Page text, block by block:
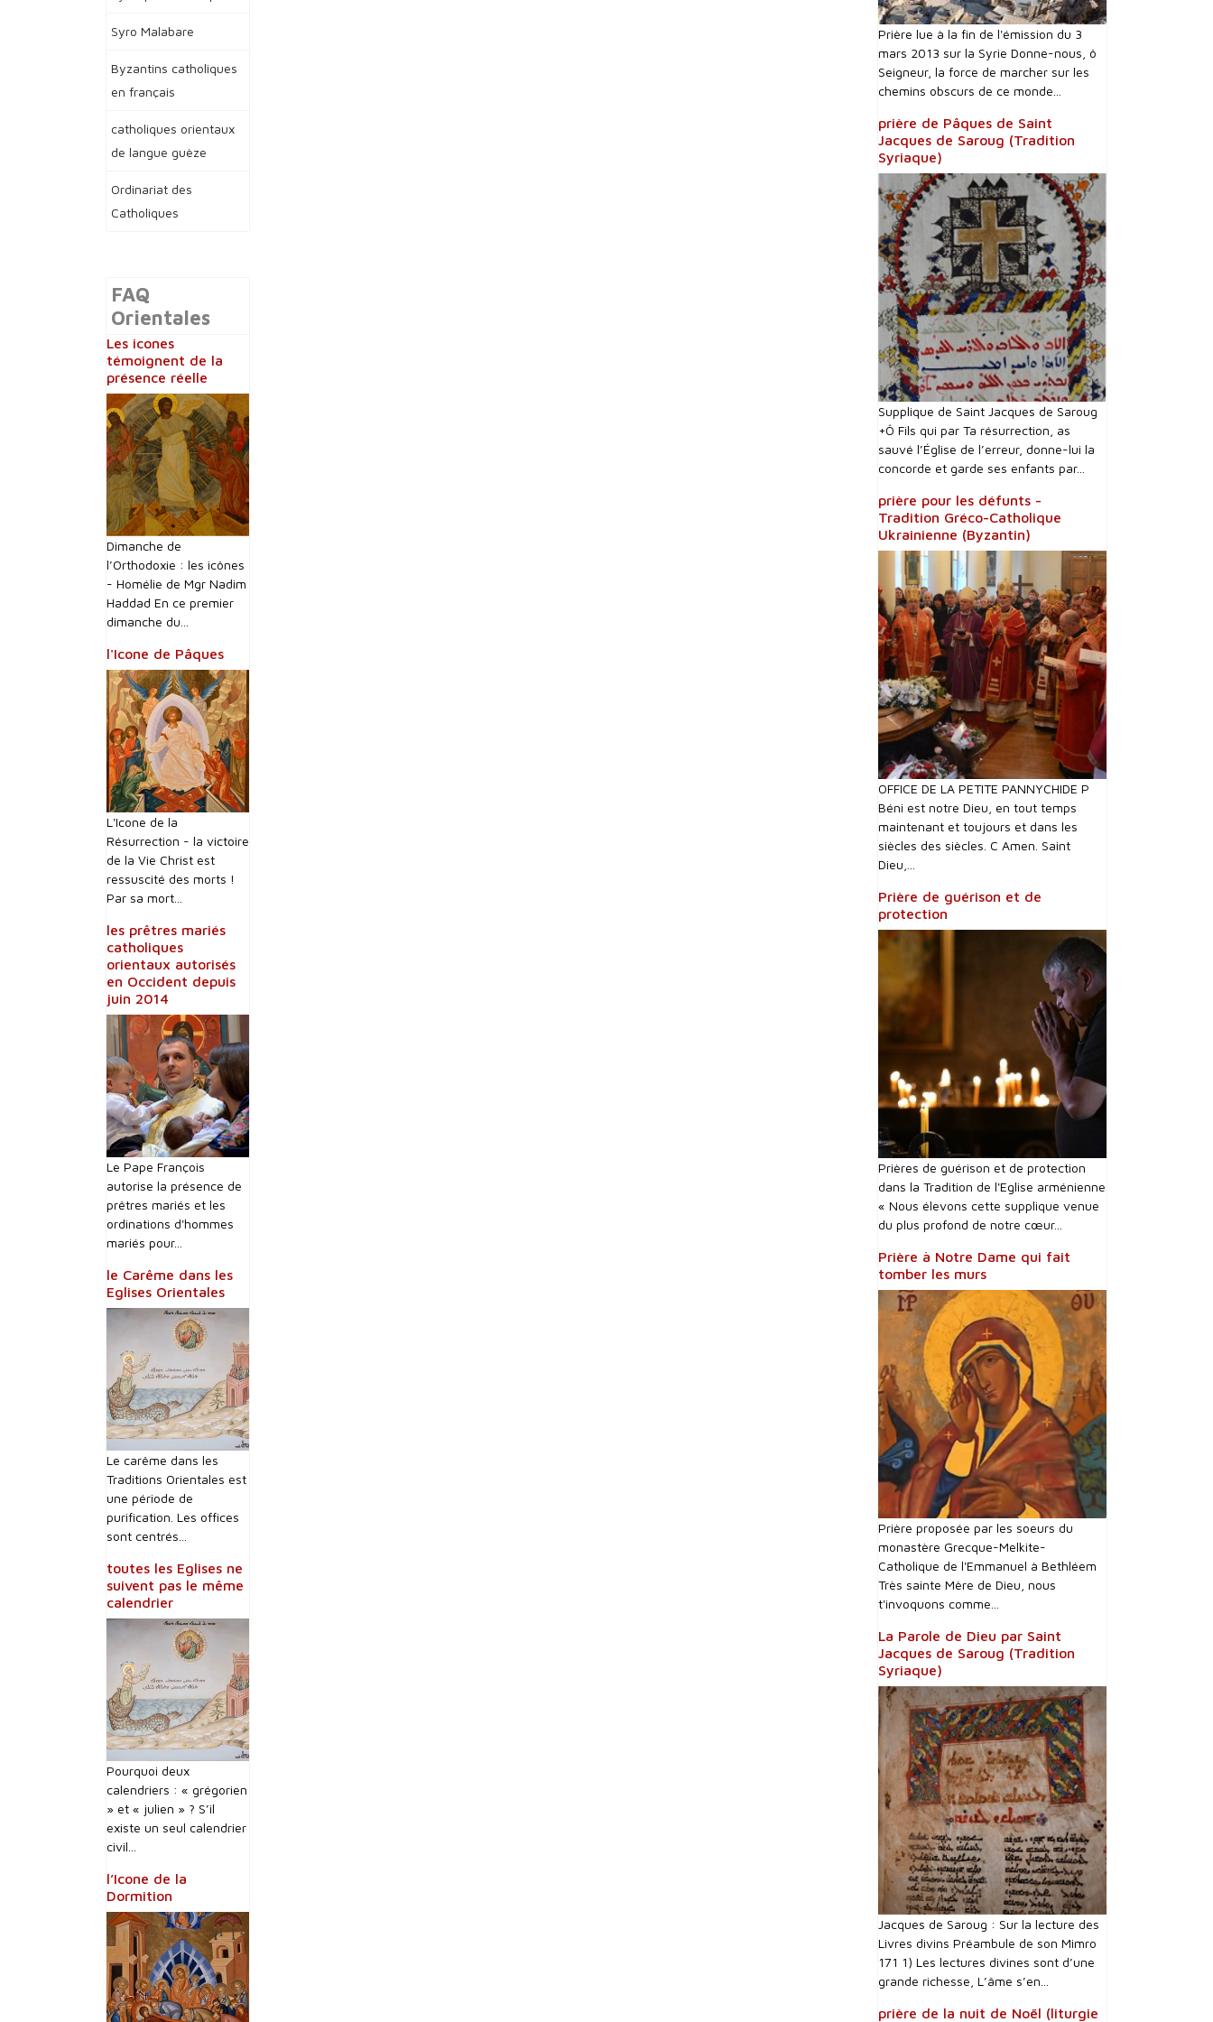
Syro Malabare
Byzantins catholiques
en français
catholiques orientaux
de langue guèze
Ordinariat des
Catholiques
FAQ
Orientales
Les icones
témoignent de la
présence réelle
Dimanche de
l’Orthodoxie : les icônes
- Homélie de Mgr Nadim
Haddad En ce premier
dimanche du...
l'Icone de Pâques
L'Icone de la
Résurrection - la victoire
de la Vie Christ est
ressuscité des morts !
Par sa mort...
les prêtres mariés
catholiques
orientaux autorisés
en Occident depuis
juin 2014
Le Pape François
autorise la présence de
prêtres mariés et les
ordinations d'hommes
mariés pour...
le Carême dans les
Eglises Orientales
Le carême dans les
Traditions Orientales est
une période de
purification. Les offices
sont centrés...
toutes les Eglises ne
suivent pas le même
calendrier
Pourquoi deux
calendriers : « grégorien
» et « julien » ? S’il
existe un seul calendrier
civil...
l’Icone de la
Dormition
Prière lue à la fin de l'émission du 3
mars 2013 sur la Syrie Donne-nous, ô
Seigneur, la force de marcher sur les
chemins obscurs de ce monde...
prière de Pâques de Saint
Jacques de Saroug (Tradition
Syriaque)
Supplique de Saint Jacques de Saroug
+Ô Fils qui par Ta résurrection, as
sauvé l’Église de l’erreur, donne-lui la
concorde et garde ses enfants par...
prière pour les défunts -
Tradition Gréco-Catholique
Ukrainienne (Byzantin)
OFFICE DE LA PETITE PANNYCHIDE P
Béni est notre Dieu, en tout temps
maintenant et toujours et dans les
siècles des siècles. C Amen. Saint
Dieu,...
Prière de guérison et de
protection
Prières de guérison et de protection
dans la Tradition de l'Eglise arménienne
« Nous élevons cette supplique venue
du plus profond de notre cœur...
Prière à Notre Dame qui fait
tomber les murs
Prière proposée par les soeurs du
monastère Grecque-Melkite-
Catholique de l'Emmanuel à Bethléem
Très sainte Mère de Dieu, nous
t'invoquons comme...
La Parole de Dieu par Saint
Jacques de Saroug (Tradition
Syriaque)
Jacques de Saroug : Sur la lecture des
Livres divins Préambule de son Mimro
171 1) Les lectures divines sont d’une
grande richesse, L’âme s’en...
prière de la nuit de Noël (liturgie